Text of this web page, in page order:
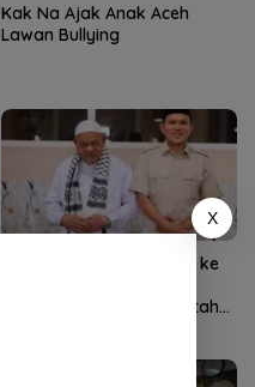
Kak Na Ajak Anak Aceh
Lawan Bullying
Wagub Aceh silaturahmi ke
perkuat sinergi pemerintah
X